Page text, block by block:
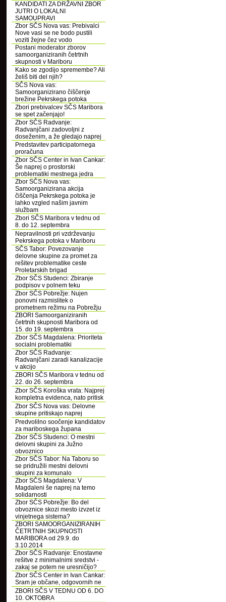
KANDIDATI ZA DRŽAVNI ZBOR
JUTRI O LOKALNI
SAMOUPRAVI
Zbor SČS Nova vas: Prebivalci
Nove vasi se ne bodo pustili
voziti žejne čez vodo
Postani moderator zborov
samoorganiziranih četrtnih
skupnosti v Mariboru
Kako se zgodijo spremembe? Ali
želiš biti del njih?
SČS Nova vas:
Samoorganizirano čiščenje
brežine Pekrskega potoka
Zbori prebivalcev SČS Maribora
se spet začenjajo!
Zbor SČS Radvanje:
Radvanjčani zadovoljni z
doseženim, a že gledajo naprej
Predstavitev participatornega
proračuna
Zbor SČS Center in Ivan Cankar:
Še naprej o prostorski
problematiki mestnega jedra
Zbor SČS Nova vas:
Samoorganizirana akcija
čiščenja Pekrskega potoka je
lahko vzgled našim javnim
službam
Zbori SČS Maribora v tednu od
8. do 12. septembra
Nepravilnosti pri vzdrževanju
Pekrskega potoka v Mariboru
SČS Tabor: Povezovanje
delovne skupine za promet za
rešitev problematike ceste
Proletarskih brigad
Zbor SČS Studenci: Zbiranje
podpisov v polnem teku
Zbor SČS Pobrežje: Nujen
ponovni razmislitek o
prometnem režimu na Pobrežju
ZBORI Samoorganiziranih
četrtnih skupnosti Maribora od
15. do 19. septembra
Zbor SČS Magdalena: Prioriteta
socialni problematiki
Zbor SČS Radvanje:
Radvanjčani zaradi kanalizacije
v akcijo
ZBORI SČS Maribora v tednu od
22. do 26. septembra
Zbor SČS Koroška vrata: Najprej
kompletna evidenca, nato pritisk
Zbor SČS Nova vas: Delovne
skupine pritiskajo naprej
Predvolilno soočenje kandidatov
za mariboskega župana
Zbor SČS Studenci: O mestni
delovni skupini za Južno
obvoznico
Zbor SČS Tabor: Na Taboru so
se pridružili mestni delovni
skupini za komunalo
Zbor SČS Magdalena: V
Magdaleni še naprej na temo
solidarnosti
Zbor SČS Pobrežje: Bo del
obvoznice skozi mesto izvzet iz
vinjetnega sistema?
ZBORI SAMOORGANIZIRANIH
ČETRTNIH SKUPNOSTI
MARIBORA od 29.9. do
3.10.2014
Zbor SČS Radvanje: Enostavne
rešitve z minimalnimi sredstvi -
zakaj se potem ne uresničijo?
Zbor SČS Center in Ivan Cankar:
Sram je občane, odgovornih ne
ZBORI SČS V TEDNU OD 6. DO
10. OKTOBRA